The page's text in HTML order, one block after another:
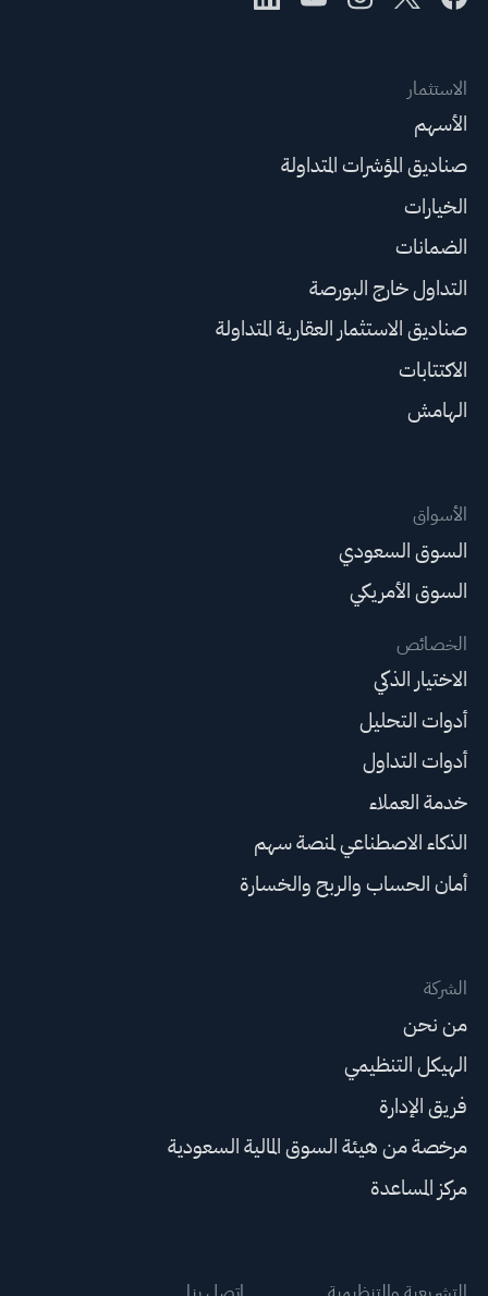
الاستثمار
الأسهم
صناديق المؤشرات المتداولة
الخيارات
الضمانات
التداول خارج البورصة
صناديق الاستثمار العقارية المتداولة
الاكتتابات
الهامش
الأسواق
السوق السعودي
السوق الأمريكي
الخصائص
الاختيار الذكي
أدوات التحليل
أدوات التداول
خدمة العملاء
الذكاء الاصطناعي لمنصة سهم
أمان الحساب والربح والخسارة
الشركة
من نحن
الهيكل التنظيمي
فريق الإدارة
مرخصة من هيئة السوق المالية السعودية
مركز المساعدة